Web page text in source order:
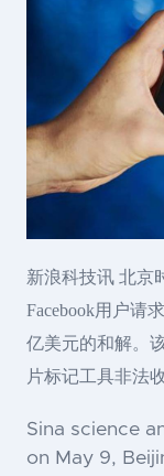
新浪科技讯 北京
Facebook用户请
亿美元的和解。
片标记工具非法
Sina science
on May 9,